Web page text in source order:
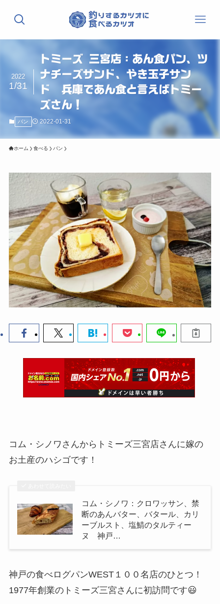
トミーズ 三宮店：あん食パン、ツ
ナチーズサンド、やき玉子サン
ド 兵庫であん食と言えばトミー
ズさん！
2022
1/31
パン 2022-01-31
ホーム 食べる パン
コム・シノワさんからトミーズ三宮店さんに嫁の
お土産のハシゴです！
コム・シノワ：クロワッサン、禁
断のあんバター、バタール、カリ
ーブルスト、塩鯖のタルティー
ヌ 神戸…
神戸の食べログパンWEST１００名店のひとつ！
1977年創業のトミーズ三宮さんに初訪問です😃